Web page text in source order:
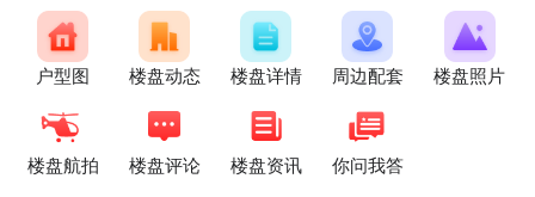
户型图 楼盘动态 楼盘详情 周边配套 楼盘照片
楼盘航拍 楼盘评论 楼盘资讯 你问我答